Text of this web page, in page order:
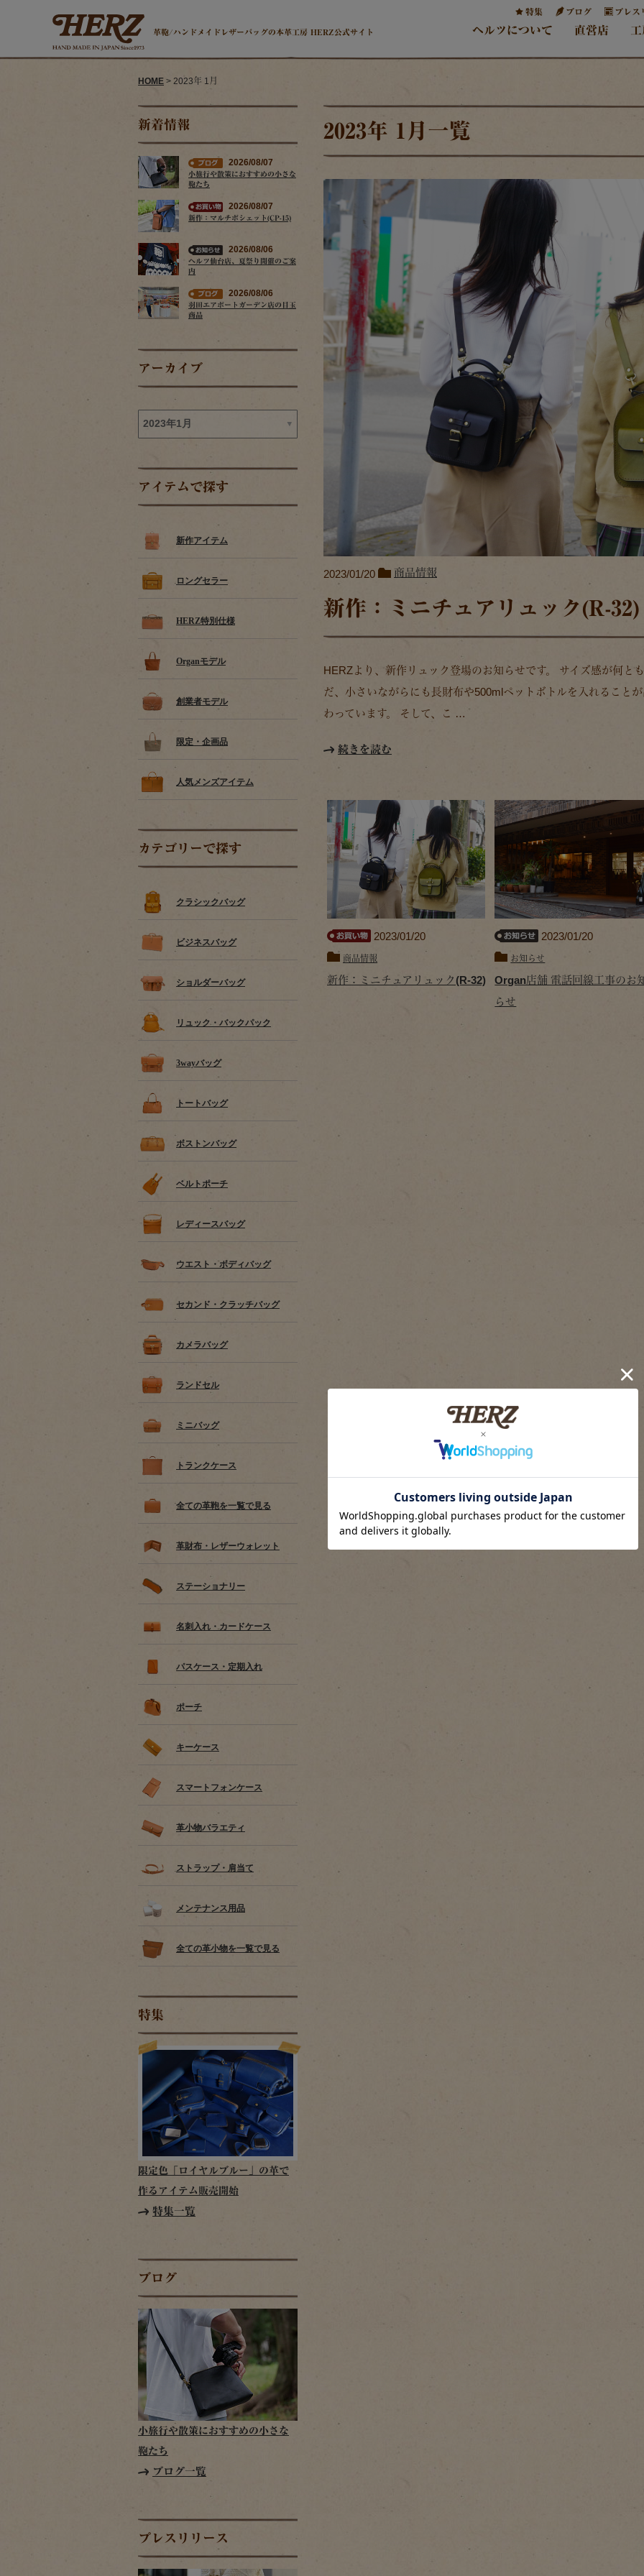
革鞄/ハンドメイドレザーバッグの本革工房 HERZ公式サイト
特集 ブログ プレス
ヘルツについて 直営店
HOME > 2023年 1月
新着情報
2026/08/07
小旅行や散策におすすめの小さな
鞄たち
2026/08/07
新作：マルチポシェット(CP-15)
2026/08/06
ヘルツ仙台店、夏祭り開催のご案
内
2026/08/06
羽田エアポートガーデン店の目玉
商品
アーカイブ
アイテムで探す
新作アイテム
ロングセラー
HERZ特別仕様
Organモデル
創業者モデル
限定・企画品
人気メンズアイテム
カテゴリーで探す
クラシックバッグ
ビジネスバッグ
ショルダーバッグ
リュック・バックパック
3wayバッグ
トートバッグ
ボストンバッグ
ベルトポーチ
レディースバッグ
ウエスト・ボディバッグ
セカンド・クラッチバッグ
カメラバッグ
ランドセル
ミニバッグ
トランクケース
全ての革鞄を一覧で見る
革財布・レザーウォレット
ステーショナリー
名刺入れ・カードケース
パスケース・定期入れ
ポーチ
キーケース
スマートフォンケース
革小物バラエティ
ストラップ・肩当て
メンテナンス用品
全ての革小物を一覧で見る
特集
限定色「ロイヤルブルー」の革で
作るアイテム販売開始
特集一覧
ブログ
小旅行や散策におすすめの小さな
鞄たち
ブログ一覧
プレスリリース
2023年 1月一覧
2023/01/20 商品情報
新作：ミニチュアリュック(R-32)
HERZより、新作リュック登場のお知らせです。 サイズ感が何と
だ、小さいながらにも長財布や500mlペットボトルを入れること
わっています。 そして、こ …
続きを読む
2023/01/20
商品情報
新作：ミニチュアリュック(R-32)
2023/01/20
お知らせ
Organ店舗 電話回線工事のお
らせ